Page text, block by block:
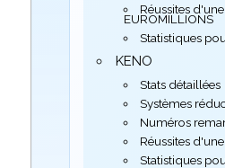
Réussites
EUROMILLIONS
Statistiques
KENO
Stats détaillées
Systèmes
Numéros
Réussites
Statistiques